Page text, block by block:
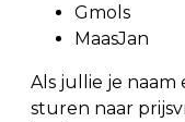
Gmols
MaasJan
Als jullie je
sturen naar